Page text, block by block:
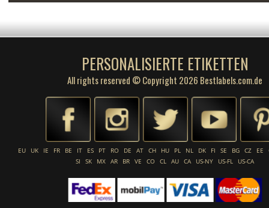
PERSONALISIERTE ETIKETTEN
All rights reserved © Copyright 2026 Bestlabels.com.de
EU UK IE FR BE IT ES PT RO DE AT CH HU PL NL DK FI SE BG CZ EE
SI
SK MX AR BR VE CO CL AU CA US-NY US-FL US-CA